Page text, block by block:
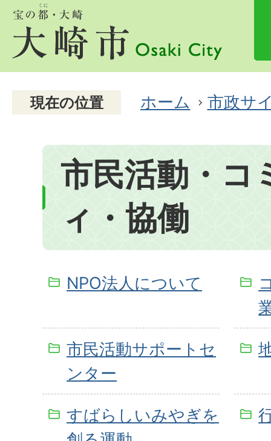
現在の位置 ホーム 市政サ
市民活動・コ
ィ・協働
NPO法人について
市民活動サポートセ
ンター
すばらしいみやぎを